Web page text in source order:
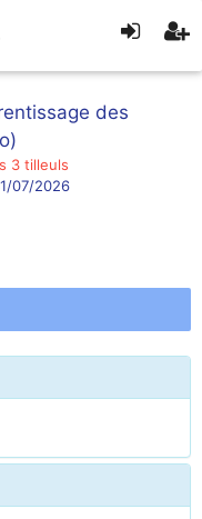
des
3 tilleuls
07/2026